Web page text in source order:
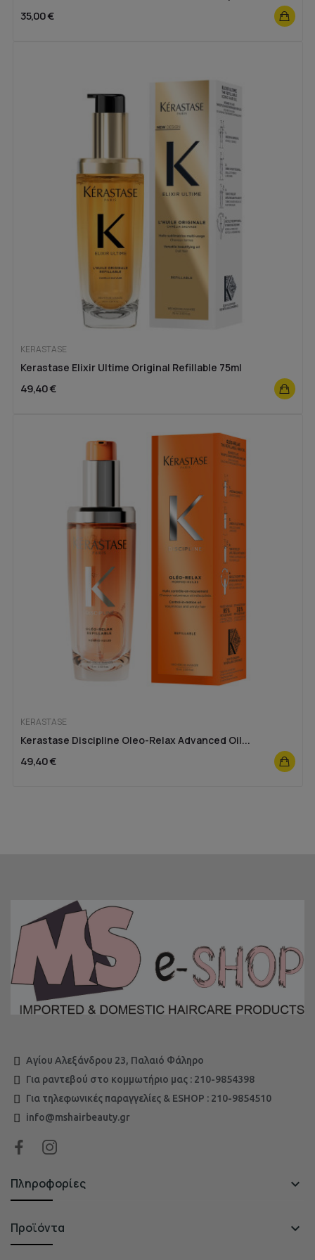
35,00 €
KERASTASE
Kerastase Elixir Ultime Original Refillable 75ml
49,40 €
KERASTASE
Kerastase Discipline Oleo-Relax Advanced Oil...
49,40 €
Αγίου Αλεξάνδρου 23, Παλαιό Φάληρο
Για ραντεβού στο κομμωτήριο μας : 210-9854398
Για τηλεφωνικές παραγγελίες & ESHOP : 210-9854510
info@mshairbeauty.gr
Πληροφορίες 
Προϊόντα 